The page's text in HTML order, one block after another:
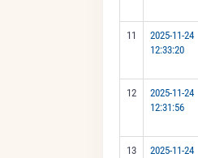
11
2025-11-24
12:33:20
12
2025-11-24
12:31:56
13
2025-11-24